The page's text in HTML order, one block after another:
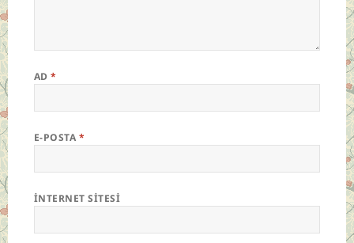
AD*
E-POSTA *
İNTERNET SITESI